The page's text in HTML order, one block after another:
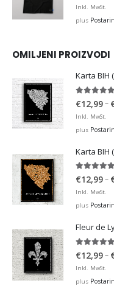
Inkl. MwSt.
plus
OMILJENI PROIZVODI
Karta BIH
4.95out
€12,99–
Inkl. MwSt.
plus
Karta BIH
4.93out
€12,99–
Inkl. MwSt.
plus
Fleur de
€12,99–
Inkl. MwSt.
plus